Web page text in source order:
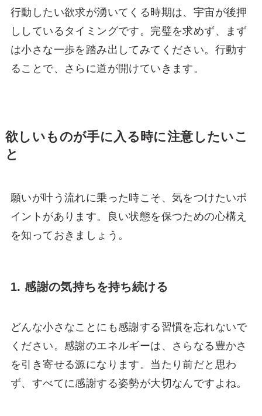
行動したい欲求が湧いてくる時期は、宇宙が後押
ししているタイミングです。完璧を求めず、まず
は小さな一歩を踏み出してみてください。行動す
ることで、さらに道が開けていきます。
欲しいものが手に入る時に注意したいこ
と
願いが叶う流れに乗った時こそ、気をつけたいポ
イントがあります。良い状態を保つための心構え
を知っておきましょう。
1. 感謝の気持ちを持ち続ける
どんな小さなことにも感謝する習慣を忘れないで
ください。感謝のエネルギーは、さらなる豊かさ
を引き寄せる源になります。当たり前だと思わ
ず、すべてに感謝する姿勢が大切なんですよね。